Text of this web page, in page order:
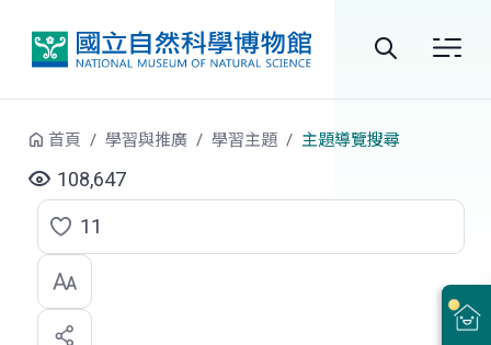
站
尋
首頁 學習與推廣 學習主題 主題導覽搜尋
108,647
點
選
喜
11